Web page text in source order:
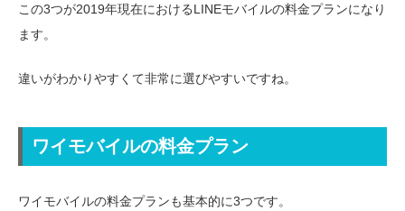
この3つが2019年現在におけるLINEモバイルの料金プランになり
ます。
違いがわかりやすくて非常に選びやすいですね。
ワイモバイルの料金プラン
ワイモバイルの料金プランも基本的に3つです。